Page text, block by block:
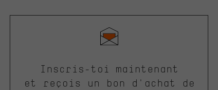
Inscris-toi maintenant
et reçois un bon d'achat de